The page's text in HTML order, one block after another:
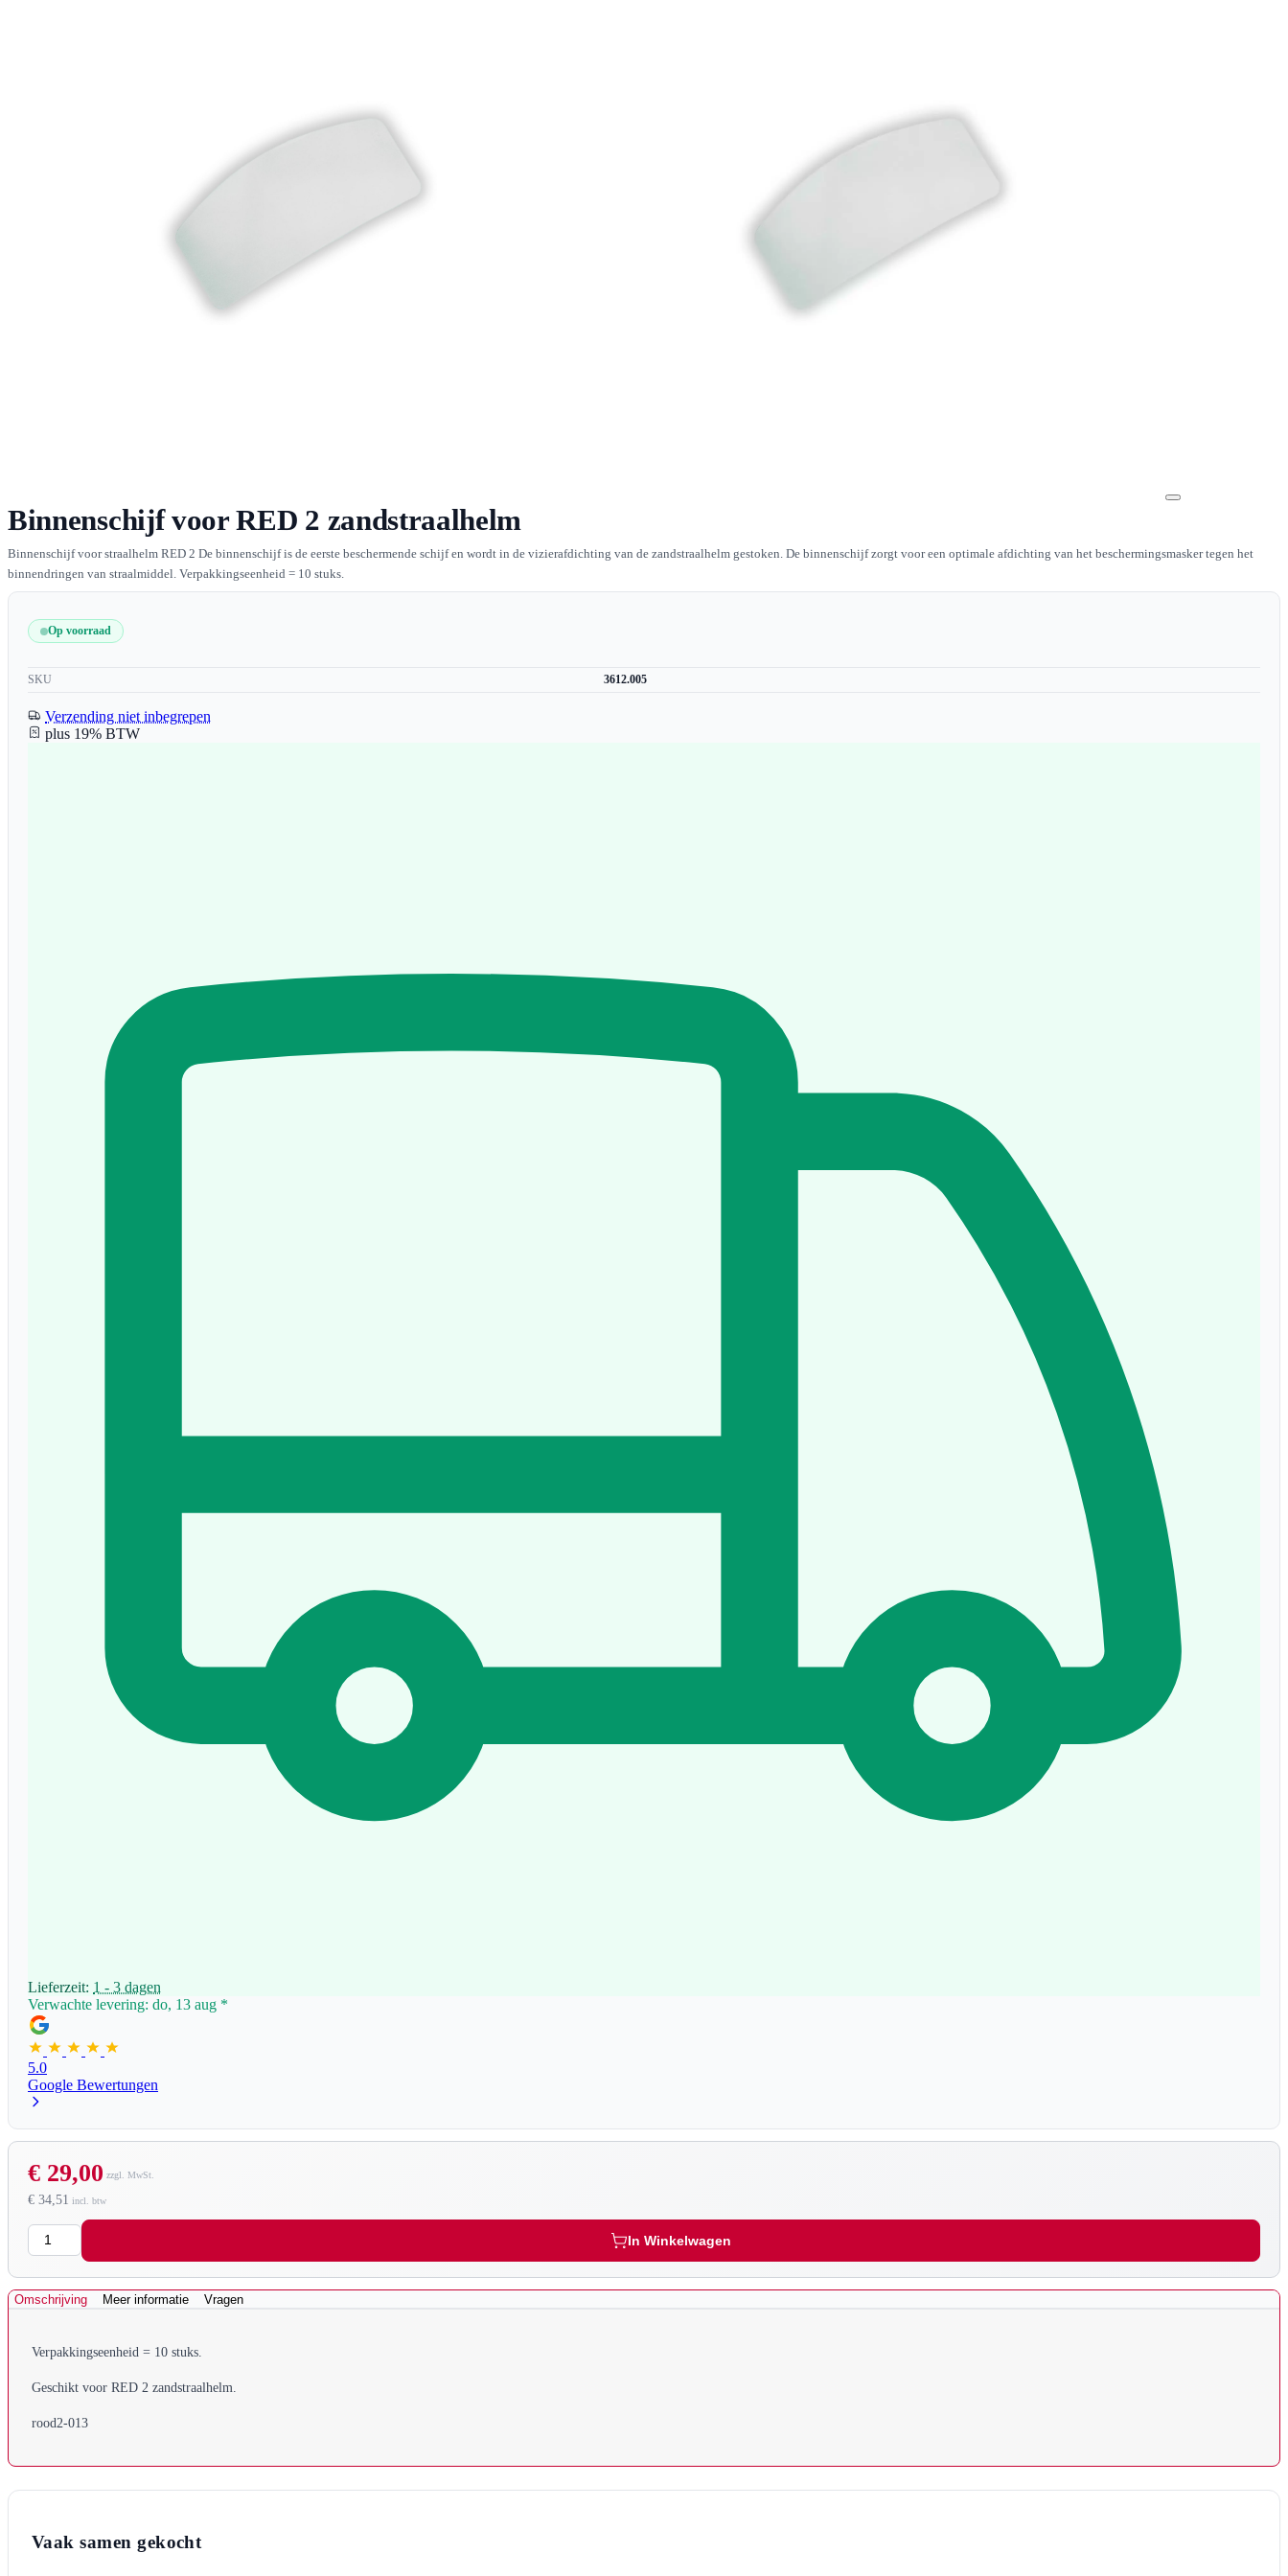
Binnenschijf voor RED 2 zandstraalhelm
Binnenschijf voor straalhelm RED 2 De binnenschijf is de eerste beschermende schijf en wordt in de vizierafdichting van de zandstraalhelm gestoken. De binnenschijf zorgt voor een optimale afdichting van het beschermingsmasker tegen het
binnendringen van straalmiddel. Verpakkingseenheid = 10 stuks.
Op voorraad
SKU 3612.005
Verzending niet inbegrepen
plus 19% BTW
Lieferzeit: 1 - 3 dagen
Verwachte levering: do, 13 aug *
5.0
Google Bewertungen
€ 34,51
€ 29,00
Aantal
In Winkelwagen
Omschrijving Meer informatie Vragen
Verpakkingseenheid = 10 stuks.
Geschikt voor RED 2 zandstraalhelm.
rood2-013
Vaak samen gekocht